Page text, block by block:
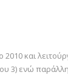
και
3) ενώ